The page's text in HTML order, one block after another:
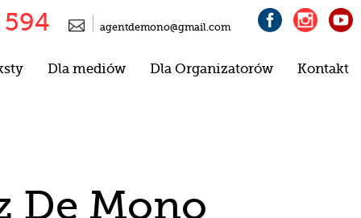
594  agentdemono@gmail.com   
Dla mediów Dla Organizatorów Kontakt
De Mono